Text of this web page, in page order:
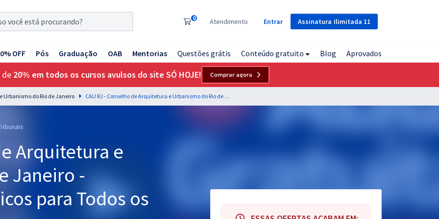
Assinatura Ilimitada 11
0 Atendimento Entrar
OFF Pós Graduação OAB Mentorias Questões grátis Conteúdo gratuito Blog Aprovados
de 20% em todos os cursos avulsos do site SÓ HOJE! Comprar agora
Urbanismo do Rio de Janeiro CAU RJ - Conselho de Arquitetura e Urbanismo do Rio de Janeiro - Conhecimentos Básicos para Todos os Cargos/Ocupações
Arquitetura e
Janeiro -
para Todos os